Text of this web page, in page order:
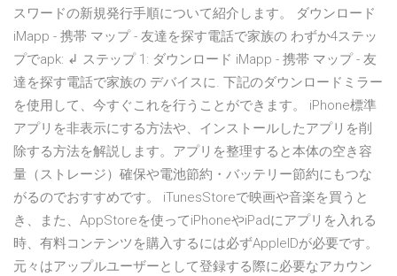
スワードの新規発行手順について紹介します。 ダウンロード
iMapp - 携帯 マップ - 友達を探す電話で家族の わずか4ステッ
プでapk: ↲ ステップ 1: ダウンロード iMapp - 携帯 マップ - 友
達を探す電話で家族の デバイスに. 下記のダウンロードミラー
を使用して、今すぐこれを行うことができます。 iPhone標準
アプリを非表示にする方法や、インストールしたアプリを削
除する方法を解説します。アプリを整理すると本体の空き容
量（ストレージ）確保や電池節約・バッテリー節約にもつな
がるのでおすすめです。 iTunesStoreで映画や音楽を買うと
き、また、AppStoreを使ってiPhoneやiPadにアプリを入れる
時、有料コンテンツを購入するには必ずAppleIDが必要です。
元々はアップルユーザーとして登録する際に必要なアカウン